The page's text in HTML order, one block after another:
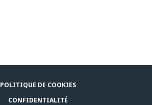
POLITIQUE DE COOKIES
CONFIDENTIALITÉ